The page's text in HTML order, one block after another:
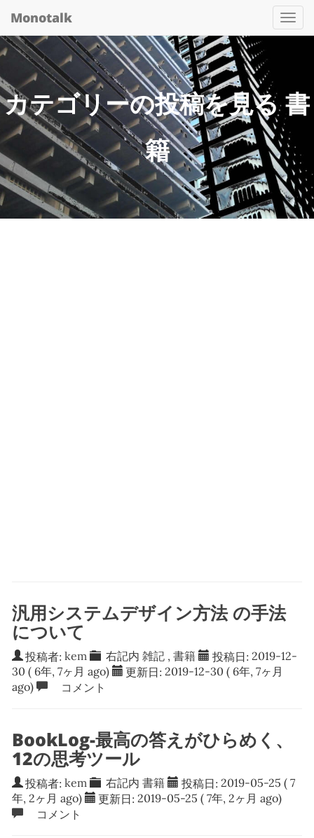
Monotalk
カテゴリーの投稿を見る 書
籍
汎用システムデザイン方法 の手法
について
投稿者: kem 右記内雑記 ,書籍 投稿日: 2019-12-
30 ( 6年, 7ヶ月 ago) 更新日: 2019-12-30 ( 6年, 7ヶ月
ago)
コメント
BookLog-最高の答えがひらめく、
12の思考ツール
投稿者: kem 右記内書籍 投稿日: 2019-05-25 ( 7
年, 2ヶ月 ago)
更新日: 2019-05-25 ( 7年, 2ヶ月 ago)
コメント